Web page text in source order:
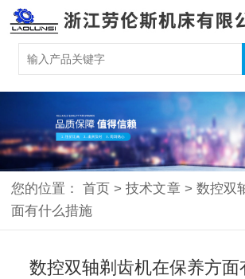
您的位置：首页 > 技术文章 > 数控双
面有什么措施
数控双轴剃齿机在保养方面